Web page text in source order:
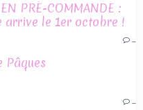
Pâques